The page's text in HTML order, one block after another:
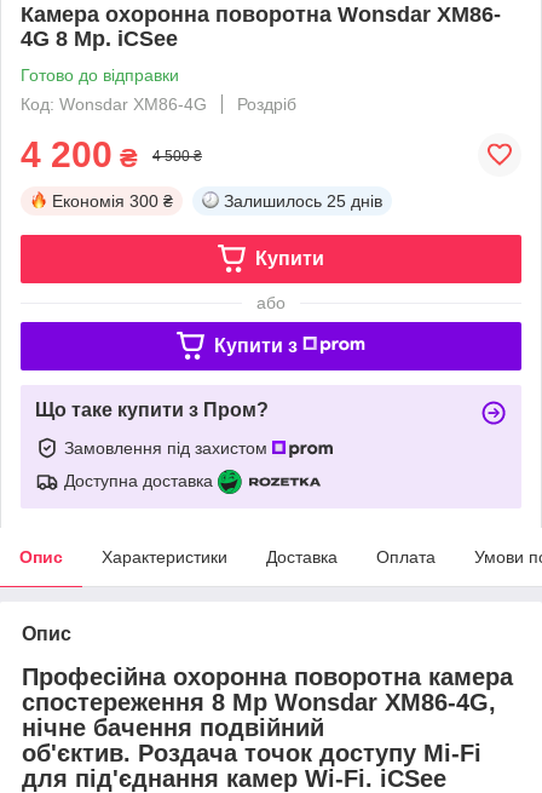
Камера охоронна поворотна Wonsdar XM86-
4G 8 Mp. iCSee
Готово до відправки
Код: Wonsdar XM86-4G
Роздріб
4 200 ₴ 4 500 ₴
Економія 300 ₴ Залишилось 25 днів
Купити
або
Купити з
Що таке купити з Пром?
Замовлення під захистом
Доступна доставка
Опис Характеристики Доставка Оплата Умови
Опис
Професійна охоронна поворотна камера
спостереження 8 Mp Wonsdar XM86-4G,
нічне бачення подвійний
об'єктив. Роздача точок доступу Mi-Fi
для під'єднання камер Wi-Fi. iCSee